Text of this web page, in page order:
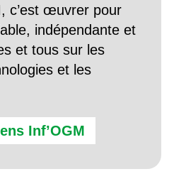
c’est œuvrer pour
indépendante et
et tous sur les
et les
Inf’OGM